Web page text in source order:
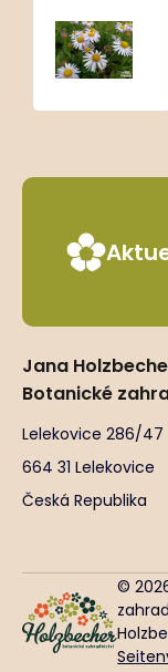
Jana
Botanické
Lelekovice 286/47
664 31 Lelekovice
Česká Republika
©